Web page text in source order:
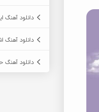
دانلود آهنگ
دانلود آهنگ
دانلود آهنگ